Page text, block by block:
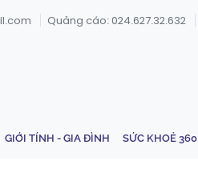
Quảng cáo: 024.627.32.632
GIỚI TÍNH - GIA ĐÌNH SỨC KHOẺ 360